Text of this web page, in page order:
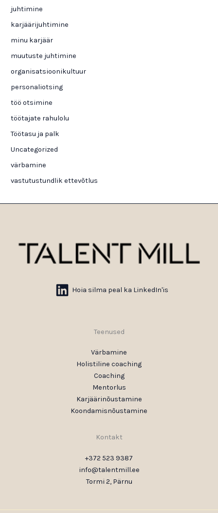
juhtimine
karjäärijuhtimine
minu karjäär
muutuste juhtimine
organisatsioonikultuur
personaliotsing
töö otsimine
töötajate rahulolu
Töötasu ja palk
Uncategorized
värbamine
vastutustundlik ettevõtlus
Hoia silma peal ka LinkedIn'is
Teenused
Värbamine
Holistiline coaching
Coaching
Mentorlus
Karjäärinõustamine
Koondamisnõustamine
Kontakt
+372 523 9387
info@talentmill.ee
Tormi 2, Pärnu